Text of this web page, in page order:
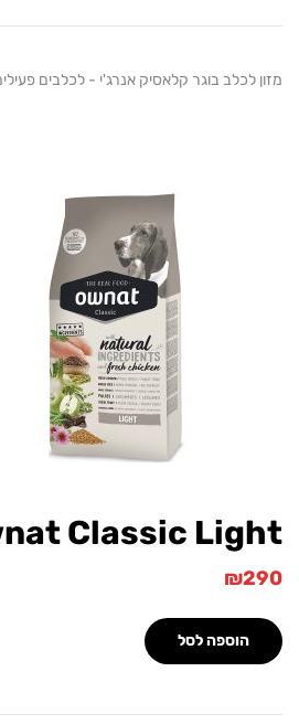
בוגר קלאסיק אנרג'י - לכלבים פעילים - 20 ק"ג
Ownat Classic
₪
הוספה לסל